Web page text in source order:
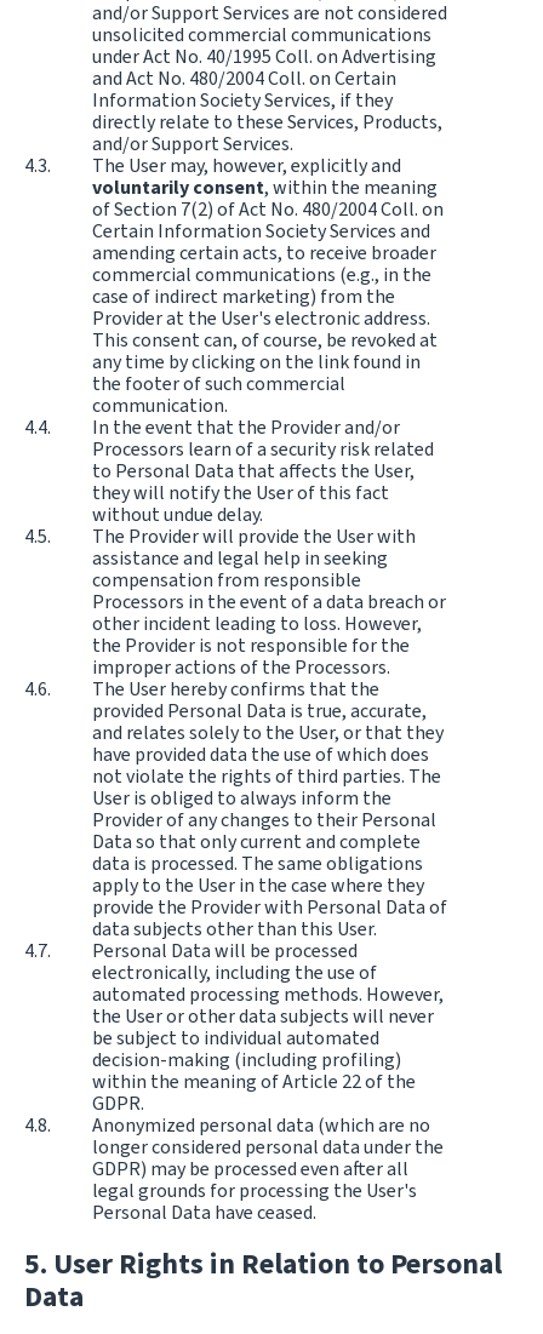
and/or Support Services are not considered
unsolicited commercial communications
under Act No. 40/1995 Coll. on Advertising
and Act No. 480/2004 Coll. on Certain
Information Society Services, if they
directly relate to these Services, Products,
and/or Support Services.
The User may, however, explicitly and
voluntarily consent, within the meaning
of Section 7(2) of Act No. 480/2004 Coll. on
Certain Information Society Services and
amending certain acts, to receive broader
commercial communications (e.g., in the
case of indirect marketing) from the
Provider at the User's electronic address.
This consent can, of course, be revoked at
any time by clicking on the link found in
the footer of such commercial
communication.
In the event that the Provider and/or
Processors learn of a security risk related
to Personal Data that affects the User,
they will notify the User of this fact
without undue delay.
The Provider will provide the User with
assistance and legal help in seeking
compensation from responsible
Processors in the event of a data breach or
other incident leading to loss. However,
the Provider is not responsible for the
improper actions of the Processors.
The User hereby confirms that the
provided Personal Data is true, accurate,
and relates solely to the User, or that they
have provided data the use of which does
not violate the rights of third parties. The
User is obliged to always inform the
Provider of any changes to their Personal
Data so that only current and complete
data is processed. The same obligations
apply to the User in the case where they
provide the Provider with Personal Data of
data subjects other than this User.
Personal Data will be processed
electronically, including the use of
automated processing methods. However,
the User or other data subjects will never
be subject to individual automated
decision-making (including profiling)
within the meaning of Article 22 of the
GDPR.
Anonymized personal data (which are no
longer considered personal data under the
GDPR) may be processed even after all
legal grounds for processing the User's
Personal Data have ceased.
User Rights in Relation to Personal
Data